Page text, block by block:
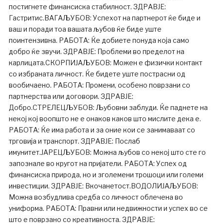
постигнете финансиска стабилност. ЗДРАВЈЕ:
Гастритис.ВАГАЉУБОВ: Успехот на партнерот ќе биде и
ваш и поради тоа вашата љубов ќе биде уште
поинтензивна. РАБОТА: Ќе добиете понуда која само
добро ќе звучи. ЗДРАВЈЕ: Проблеми во пределот на
карлицата.СКОРПИЈАЉУБОВ: Можен е физички контакт
со избраната личност. Ќе бидете уште пострасни од
вообичаено. РАБОТА: Промени, особено поврзани со
партнерства или договори. ЗДРАВЈЕ:
Добро.СТРЕЛЕЦЉУБОВ: Љубовни заблуди. Ќе паднете на
некој кој воопшто не е онаков каков што мислите дека е.
РАБОТА: Ќе има работа и за оние кои се занимаваат со
трговија и транспорт. ЗДРАВЈЕ: Послаб
имунитет.ЈАРЕЦЉУБОВ: Можна љубов со некој што сте го
запознале во кругот на пријатели. РАБОТА: Успех од
финансиска природа, но и зголемени трошоци или големи
инвестиции. ЗДРАВЈЕ: Вкочанетост.ВОДОЛИЈАЉУБОВ:
Можна возбудлива средба со личност облечена во
униформа. РАБОТА: Правни или недвижности и успех во се
што е поврзано со креативноста. ЗДРАВЈЕ: